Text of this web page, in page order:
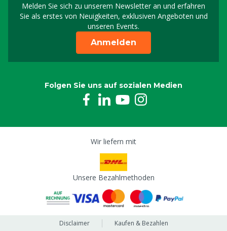
Melden Sie sich zu unserem Newsletter an und erfahren
Sie als erstes von Neuigkeiten, exklusiven Angeboten und
unseren Events.
Melden Sie sich für
Anmelden
Folgen Sie uns auf sozialen Medien
Wir liefern mit
Unsere Bezahlmethoden
Disclaimer
Kaufen & Bezahlen